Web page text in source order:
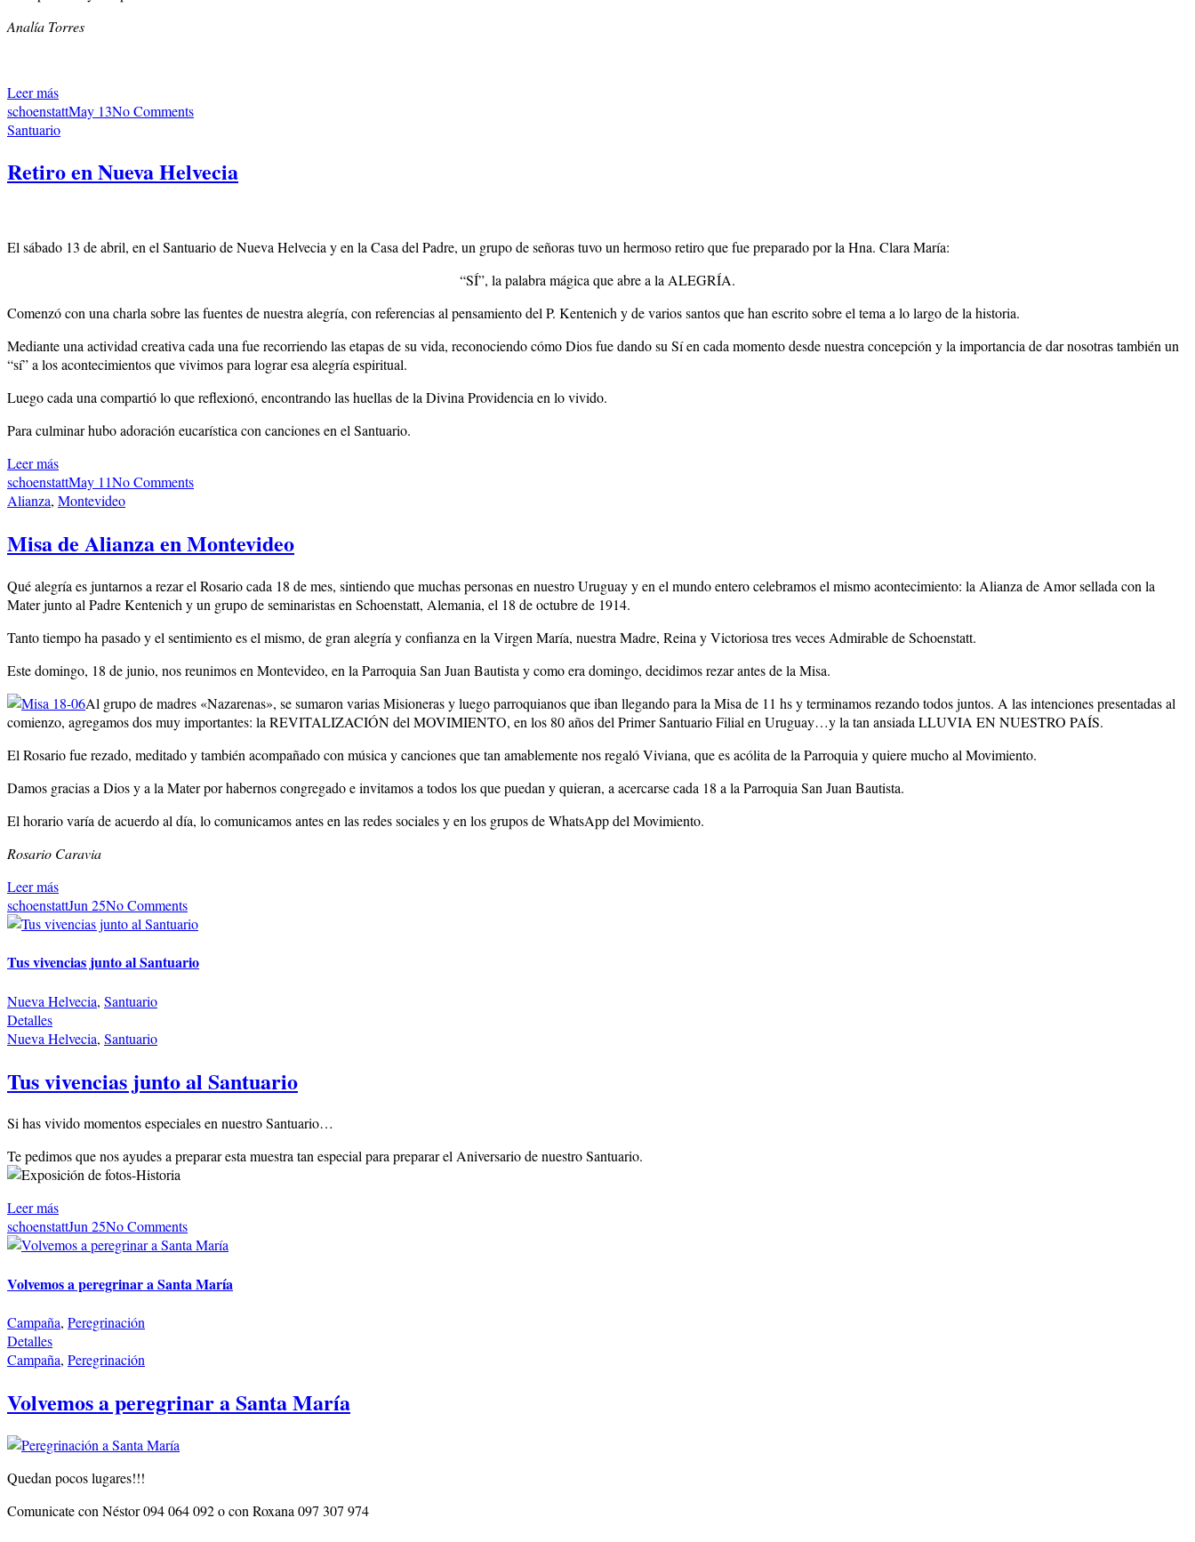
Analía Torres
Leer más
schoenstattMay 13No Comments
Santuario
Retiro en Nueva Helvecia
El sábado 13 de abril, en el Santuario de Nueva Helvecia y en la Casa del Padre, un grupo de señoras tuvo un hermoso retiro que fue preparado por la Hna. Clara María:
“SÍ”, la palabra mágica que abre a la ALEGRÍA.
Comenzó con una charla sobre las fuentes de nuestra alegría, con referencias al pensamiento del P. Kentenich y de varios santos que han escrito sobre el tema a lo largo de la historia.
Mediante una actividad creativa cada una fue recorriendo las etapas de su vida, reconociendo cómo Dios fue dando su Sí en cada momento desde nuestra concepción y la importancia de dar nosotras también un
“sí” a los acontecimientos que vivimos para lograr esa alegría espiritual.
Luego cada una compartió lo que reflexionó, encontrando las huellas de la Divina Providencia en lo vivido.
Para culminar hubo adoración eucarística con canciones en el Santuario.
Leer más
schoenstattMay 11No Comments
Alianza, Montevideo
Misa de Alianza en Montevideo
Qué alegría es juntarnos a rezar el Rosario cada 18 de mes, sintiendo que muchas personas en nuestro Uruguay y en el mundo entero celebramos el mismo acontecimiento: la Alianza de Amor sellada con la
Mater junto al Padre Kentenich y un grupo de seminaristas en Schoenstatt, Alemania, el 18 de octubre de 1914.
Tanto tiempo ha pasado y el sentimiento es el mismo, de gran alegría y confianza en la Virgen María, nuestra Madre, Reina y Victoriosa tres veces Admirable de Schoenstatt.
Este domingo, 18 de junio, nos reunimos en Montevideo, en la Parroquia San Juan Bautista y como era domingo, decidimos rezar antes de la Misa.
Al grupo de madres «Nazarenas», se sumaron varias Misioneras y luego parroquianos que iban llegando para la Misa de 11 hs y terminamos rezando todos juntos. A las intenciones presentadas al
comienzo, agregamos dos muy importantes: la REVITALIZACIÓN del MOVIMIENTO, en los 80 años del Primer Santuario Filial en Uruguay…y la tan ansiada LLUVIA EN NUESTRO PAÍS.
El Rosario fue rezado, meditado y también acompañado con música y canciones que tan amablemente nos regaló Viviana, que es acólita de la Parroquia y quiere mucho al Movimiento.
Damos gracias a Dios y a la Mater por habernos congregado e invitamos a todos los que puedan y quieran, a acercarse cada 18 a la Parroquia San Juan Bautista.
El horario varía de acuerdo al día, lo comunicamos antes en las redes sociales y en los grupos de WhatsApp del Movimiento.
Rosario Caravia
Leer más
schoenstattJun 25No Comments
Tus vivencias junto al Santuario
Nueva Helvecia, Santuario
Detalles
Nueva Helvecia, Santuario
Tus vivencias junto al Santuario
Si has vivido momentos especiales en nuestro Santuario…
Te pedimos que nos ayudes a preparar esta muestra tan especial para preparar el Aniversario de nuestro Santuario.
Leer más
schoenstattJun 25No Comments
Volvemos a peregrinar a Santa María
Campaña, Peregrinación
Detalles
Campaña, Peregrinación
Volvemos a peregrinar a Santa María
Quedan pocos lugares!!!
Comunicate con Néstor 094 064 092 o con Roxana 097 307 974